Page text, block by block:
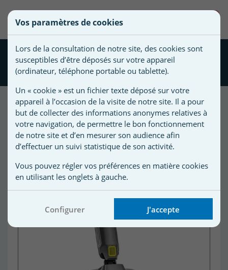
Aspirateur manuel piscine
Zodiac Serenit MHV20
Nouveau produit
Créer une nouvelle liste
une
liste
Nom de
d'envies
Vous
devez
être
connecté
pour
ajouter
des
produits
à
votre
liste
Vos paramètres de cookies
Lors de la consultation de notre site, des cookies sont
susceptibles d’être déposés sur votre appareil
(ordinateur, téléphone portable ou tablette).
Un « cookie » est un fichier texte déposé sur votre
appareil à l’occasion de la visite de notre site. Il a pour
but de collecter des informations anonymes relatives à
votre navigation, de permettre le bon fonctionnement
de notre site et d’en mesurer son audience afin
d’effectuer un suivi statistique de son activité.
Vous pouvez régler vos préférences en matière cookies
en utilisant les onglets à gauche.
Configurer J'accepte